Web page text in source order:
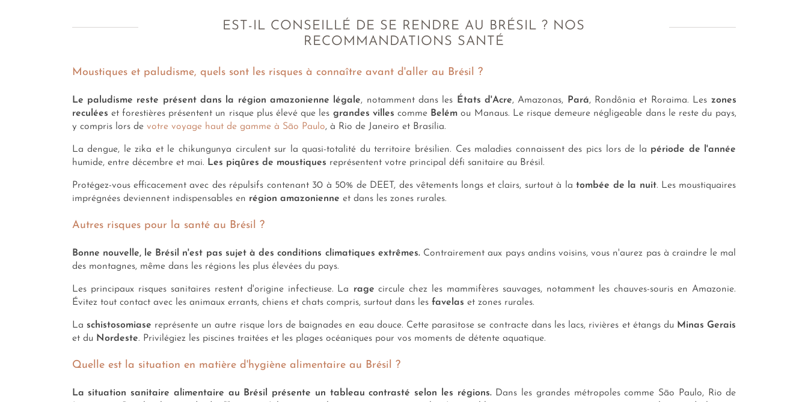
EST-IL CONSEILLÉ DE SE RENDRE AU BRÉSIL ? NOS
RECOMMANDATIONS SANTÉ
Moustiques et paludisme, quels sont les risques à connaître avant d'aller au Brésil ?
Le paludisme reste présent dans la région amazonienne légale, notamment dans les États d'Acre, Amazonas, Pará, Rondônia et Roraima. Les zones
reculées et forestières présentent un risque plus élevé que les grandes villes comme Belém ou Manaus. Le risque demeure négligeable dans le reste du pays,
y compris lors de votre voyage haut de gamme à São Paulo, à Rio de Janeiro et Brasília.
La dengue, le zika et le chikungunya circulent sur la quasi-totalité du territoire brésilien. Ces maladies connaissent des pics lors de la période de l'année
humide, entre décembre et mai. Les piqûres de moustiques représentent votre principal défi sanitaire au Brésil.
Protégez-vous efficacement avec des répulsifs contenant 30 à 50% de DEET, des vêtements longs et clairs, surtout à latombée de la nuit. Les moustiquaires
imprégnées deviennent indispensables en région amazonienne et dans les zones rurales.
Autres risques pour la santé au Brésil ?
Bonne nouvelle, le Brésil n'est pas sujet à des conditions climatiques extrêmes.Contrairement aux pays andins voisins, vous n'aurez pas à craindre le mal
des montagnes, même dans les régions les plus élevées du pays.
Les principaux risques sanitaires restent d'origine infectieuse. La rage circule chez les mammifères sauvages, notamment les chauves-souris en Amazonie.
Évitez tout contact avec les animaux errants, chiens et chats compris, surtout dans les favelas et zones rurales.
La schistosomiase représente un autre risque lors de baignades en eau douce. Cette parasitose se contracte dans les lacs, rivières et étangs du Minas Gerais
et du Nordeste. Privilégiez les piscines traitées et les plages océaniques pour vos moments de détente aquatique.
Quelle est la situation en matière d'hygiène alimentaire au Brésil ?
La situation sanitaire alimentaire au Brésil présente un tableau contrasté selon les régions.Dans les grandes métropoles comme São Paulo, Rio de